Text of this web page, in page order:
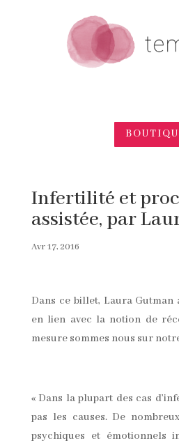
Infertilité et
assistée, par
Avr 17, 2016
Dans ce billet, Laura
en lien avec la notion de
mesure sommes nous sur
« Dans la plupart des cas
pas les causes. De
psychiques et émotionnels